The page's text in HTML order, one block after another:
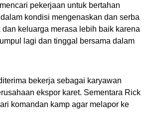
pekerjaan untuk bertahan
kondisi mengenaskan dan serba
dan keluarga merasa lebih baik karena
lagi dan tinggal bersama dalam
bekerja sebagai karyawan
ekspor karet. Sementara Rick
komandan kamp agar melapor ke